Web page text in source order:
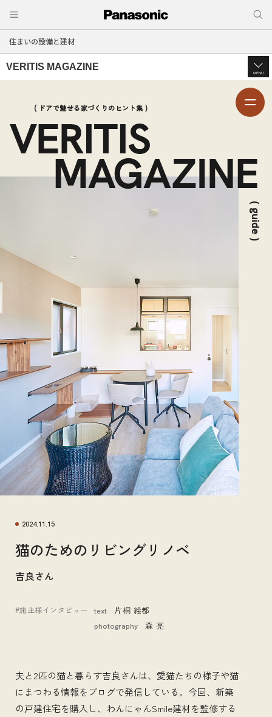
住まいの設備と建材
VERITIS MAGAZINE
MENU
( ドアで魅せる家づくりのヒント集 )
( guide )
2024.11.15
#施主様インタビュー text 片桐 絵都
photography 森 亮
猫のためのリビングリノベ
吉良さん
夫と2匹の猫と暮らす吉良さんは、愛猫たちの様子や猫
にまつわる情報をブログで発信している。今回、新築
の戸建住宅を購入し、わんにゃんSmile建材を監修する